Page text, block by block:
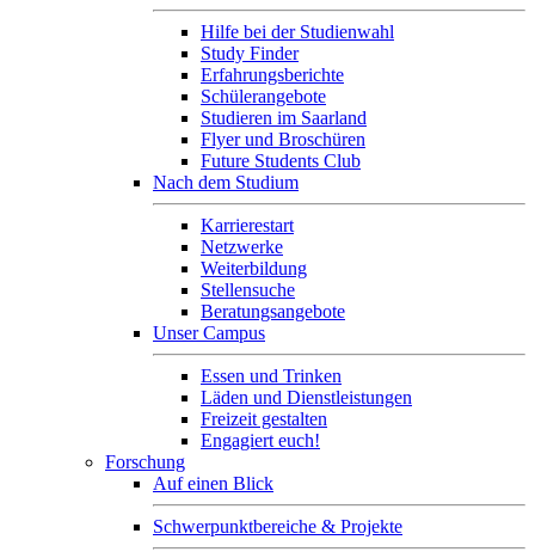
Hilfe bei der Studienwahl
Study Finder
Erfahrungsberichte
Schülerangebote
Studieren im Saarland
Flyer und Broschüren
Future Students Club
Nach dem Studium
Karrierestart
Netzwerke
Weiterbildung
Stellensuche
Beratungsangebote
Unser Campus
Essen und Trinken
Läden und Dienstleistungen
Freizeit gestalten
Engagiert euch!
Forschung
Auf einen Blick
Schwerpunktbereiche & Projekte